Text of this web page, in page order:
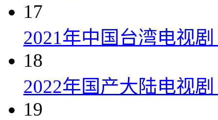
17
2021年中国台湾电视
18
2022年国产大陆电视
19